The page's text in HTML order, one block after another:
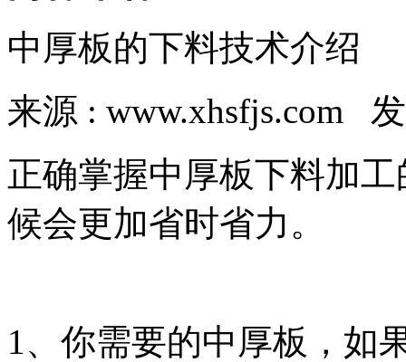
中厚板的下料技术介绍
来源 : www.xhsfjs.com
正确掌握中厚板下料加
候会更加省时省力。
1、你需要的中厚板，如